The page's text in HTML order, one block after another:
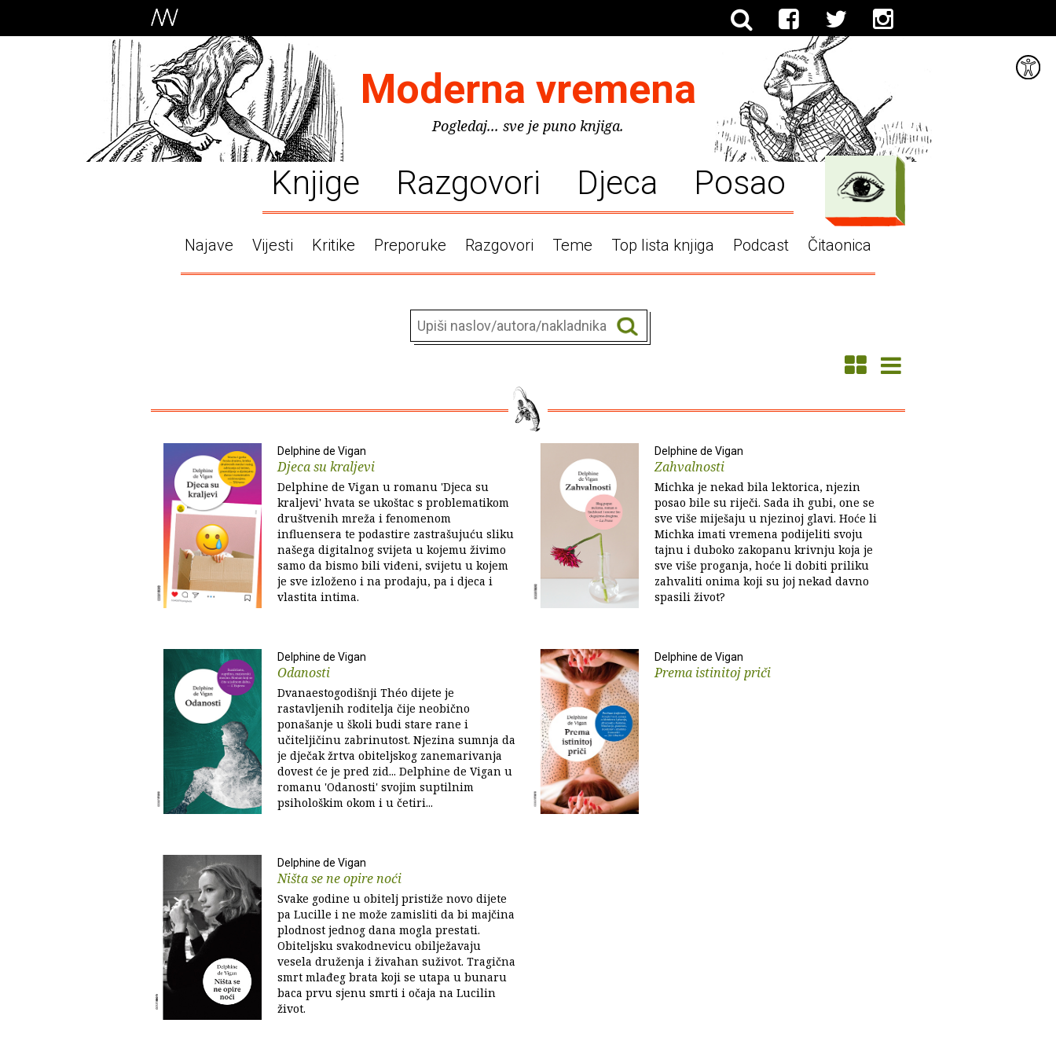
Moderna vremena
Pogledaj... sve je puno knjiga.
Knjige Razgovori Djeca Posao
Najave Vijesti Kritike Preporuke Razgovori Teme Top lista knjiga Podcast Čitaonica
Delphine de Vigan
Djeca su kraljevi
Delphine de Vigan u romanu 'Djeca su
kraljevi' hvata se ukoštac s problematikom
društvenih mreža i fenomenom
influensera te podastire zastrašujuću sliku
našega digitalnog svijeta u kojemu živimo
samo da bismo bili viđeni, svijetu u kojem
je sve izloženo i na prodaju, pa i djeca i
vlastita intima.
Delphine de Vigan
Zahvalnosti
Michka je nekad bila lektorica, njezin
posao bile su riječi. Sada ih gubi, one se
sve više miješaju u njezinoj glavi. Hoće li
Michka imati vremena podijeliti svoju
tajnu i duboko zakopanu krivnju koja je
sve više proganja, hoće li dobiti priliku
zahvaliti onima koji su joj nekad davno
spasili život?
Delphine de Vigan
Odanosti
Dvanaestogodišnji Théo dijete je
rastavljenih roditelja čije neobično
ponašanje u školi budi stare rane i
učiteljičinu zabrinutost. Njezina sumnja da
je dječak žrtva obiteljskog zanemarivanja
dovest će je pred zid... Delphine de Vigan u
romanu 'Odanosti' svojim suptilnim
psihološkim okom i u četiri...
Delphine de Vigan
Prema istinitoj priči
Delphine de Vigan
Ništa se ne opire noći
Svake godine u obitelj pristiže novo dijete
pa Lucille i ne može zamisliti da bi majčina
plodnost jednog dana mogla prestati.
Obiteljsku svakodnevicu obilježavaju
vesela druženja i živahan suživot. Tragična
smrt mlađeg brata koji se utapa u bunaru
baca prvu sjenu smrti i očaja na Lucilin
život.